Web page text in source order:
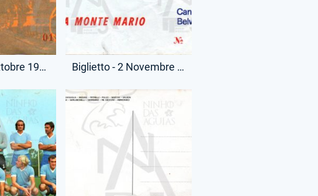
Biglietto - 1 Ottobre 1975 - Coppa Uefa - Lazio-Chernomoretz Biglietto - 2 Novembre 1975 - Campionato Serie A - Lazio-Bologna